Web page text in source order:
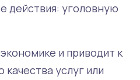
действия: уголовную
и приводит к
услуг или